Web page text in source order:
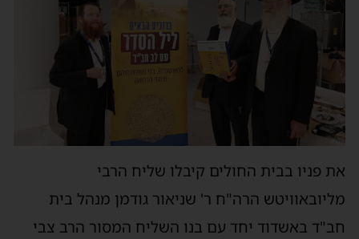
את פניו בבית החולים קיבלו שליח הרבי
מליובאוויטש הרה"ח ר' שניאור גודמן מנהל בית
חב"ד באשדוד יחד עם בנו השליח המסור הרב צבי